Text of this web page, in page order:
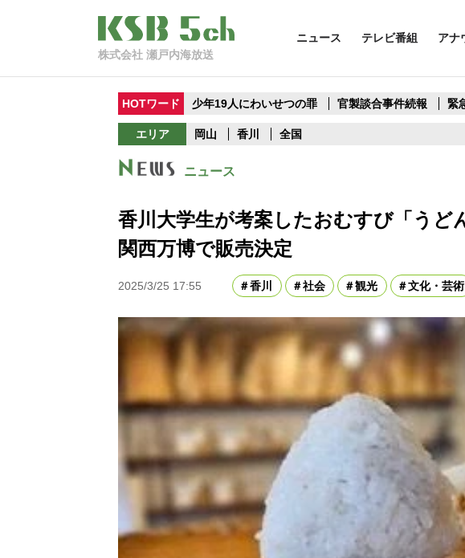
株式会社 瀬戸内海放送
ニュース テレビ番組 アナ
HOTワード 少年19人にわいせつの罪 官製談合事件続報 緊
エリア 岡山 香川 全国
ニュース
香川大学生が考案したおむすび「う
関西万博で販売決定
2025/3/25 17:55 香川 社会 観光 文化・芸術